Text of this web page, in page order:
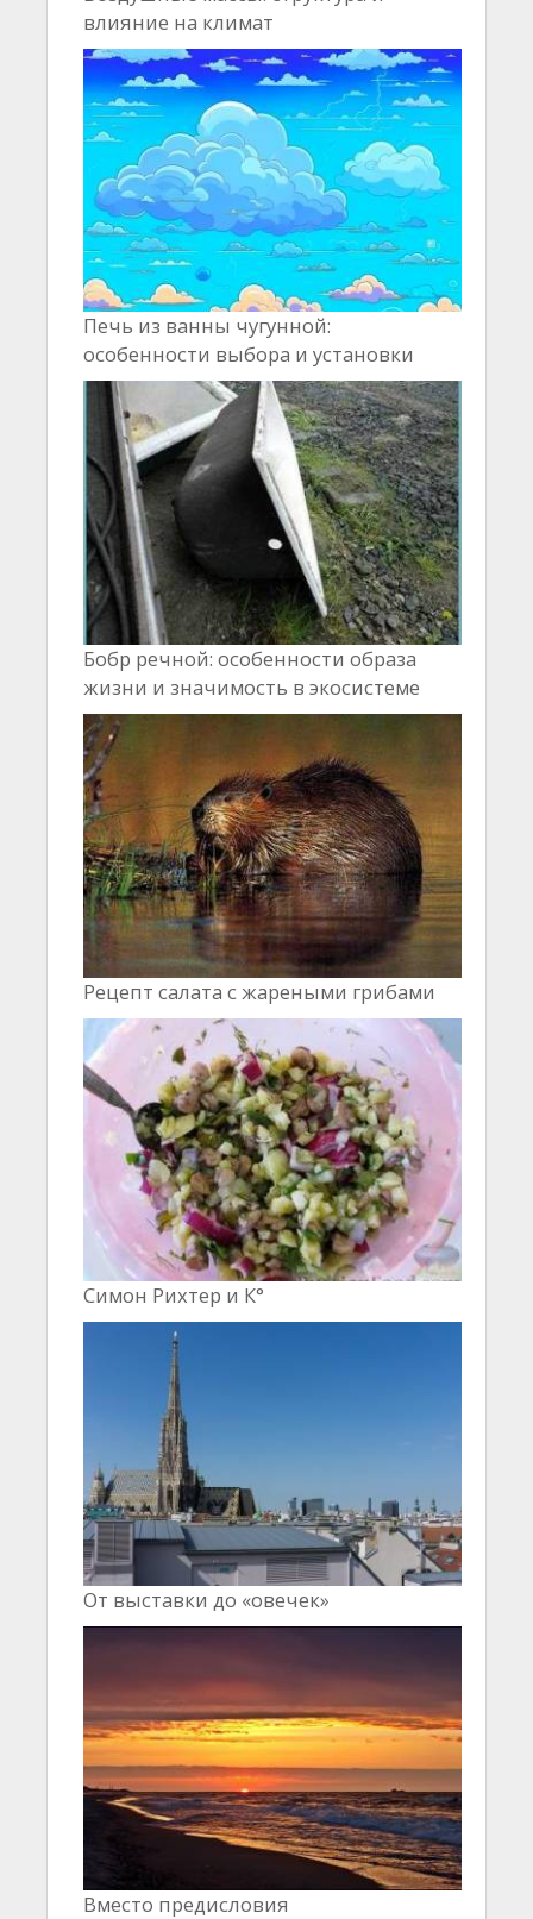
влияние на климат
Печь из ванны чугунной:
особенности выбора и установки
Бобр речной: особенности образа
жизни и значимость в экосистеме
Рецепт салата с жареными грибами
Симон Рихтер и К°
От выставки до «овечек»
Вместо предисловия